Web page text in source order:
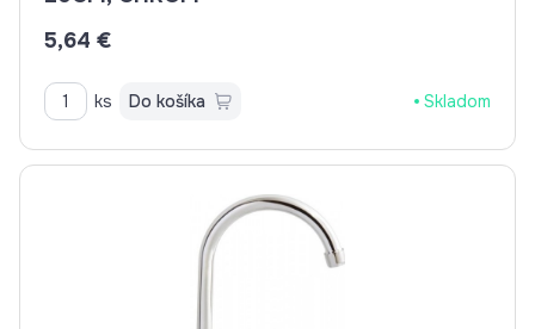
5,64 €
ks Do košíka Skladom